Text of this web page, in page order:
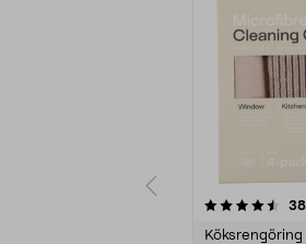
Köksrengöring